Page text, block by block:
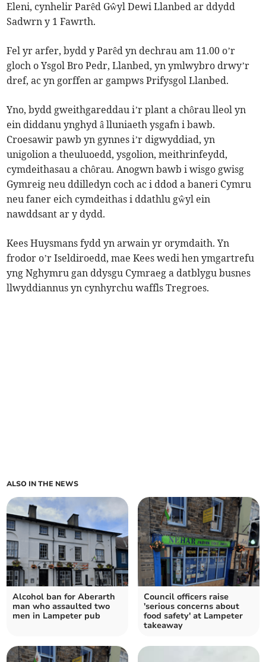
Eleni, cynhelir Parêd Gŵyl Dewi Llanbed ar ddydd
Sadwrn y 1 Fawrth.
Fel yr arfer, bydd y Parêd yn dechrau am 11.00 o’r
gloch o Ysgol Bro Pedr, Llanbed, yn ymlwybro drwy’r
dref, ac yn gorffen ar gampws Prifysgol Llanbed.
Yno, bydd gweithgareddau i’r plant a chôrau lleol yn
ein diddanu ynghyd â lluniaeth ysgafn i bawb.
Croesawir pawb yn gynnes i’r digwyddiad, yn
unigolion a theuluoedd, ysgolion, meithrinfeydd,
cymdeithasau a chôrau. Anogwn bawb i wisgo gwisg
Gymreig neu ddilledyn coch ac i ddod a baneri Cymru
neu faner eich cymdeithas i ddathlu gŵyl ein
nawddsant ar y dydd.
Kees Huysmans fydd yn arwain yr orymdaith. Yn
frodor o’r Iseldiroedd, mae Kees wedi hen ymgartrefu
yng Nghymru gan ddysgu Cymraeg a datblygu busnes
llwyddiannus yn cynhyrchu waffls Tregroes.
ALSO IN THE NEWS
Alcohol ban for Aberarth
man who assaulted two
men in Lampeter pub
Council officers raise
'serious concerns about
food safety' at Lampeter
takeaway